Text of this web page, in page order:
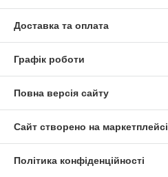
Доставка та оплата
Графік роботи
Повна версія сайту
Сайт створено на маркетплейсі
Політика конфіденційності